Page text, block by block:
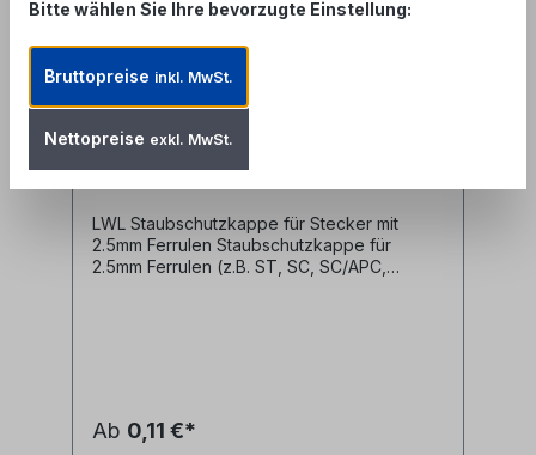
LWL Staubschutzkappe für 2.5
mm Ferrulen
Produktnummer: FAC-DC-2.5
LWL Staubschutzkappe für Stecker mit
2.5mm Ferrulen Staubschutzkappe für
2.5mm Ferrulen (z.B. ST, SC, SC/APC,
Ab 0,11 €*
Bitte wählen Sie Ihre bevorzugte Einstellung:
Bruttopreise inkl. MwSt.
Nettopreise exkl. MwSt.